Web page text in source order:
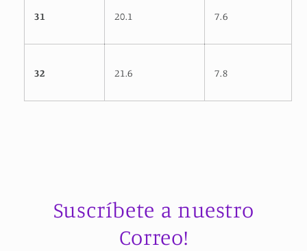
31 20.1 7.6
32 21.6 7.8
Suscríbete a nuestro
Correo!